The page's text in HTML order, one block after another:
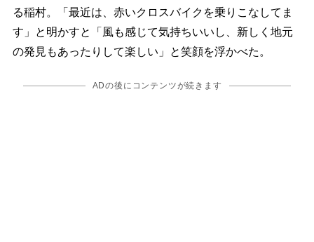
る稲村。「最近は、赤いクロスバイクを乗りこなしてま
す」と明かすと「風も感じて気持ちいいし、新しく地元
の発見もあったりして楽しい」と笑顔を浮かべた。
ADの後にコンテンツが続きます